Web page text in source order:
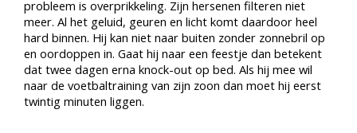
probleem is overprikkeling. Zijn hersenen filteren niet
meer. Al het geluid, geuren en licht komt daardoor heel
hard binnen. Hij kan niet naar buiten zonder zonnebril op
en oordoppen in. Gaat hij naar een feestje dan betekent
dat twee dagen erna knock-out op bed. Als hij mee wil
naar de voetbaltraining van zijn zoon dan moet hij eerst
twintig minuten liggen.